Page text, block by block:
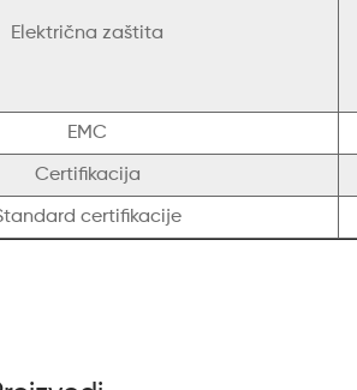
Električna zaštita
EMC
Certifikacija
certifikacije